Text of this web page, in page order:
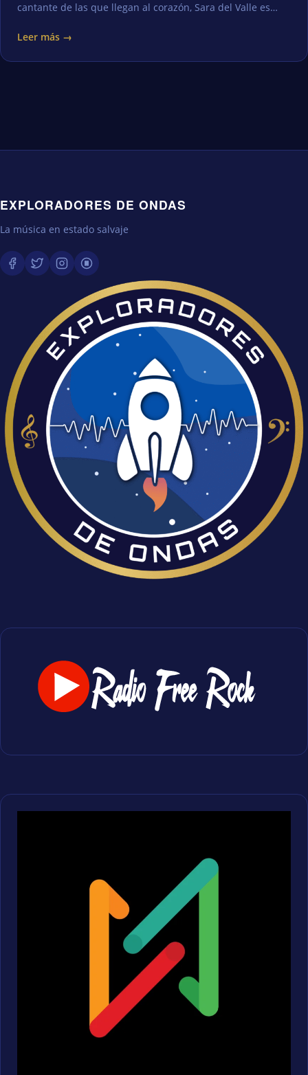
cantante de las que llegan al corazón, Sara del Valle es…
Leer más →
EXPLORADORES DE ONDAS
La música en estado salvaje